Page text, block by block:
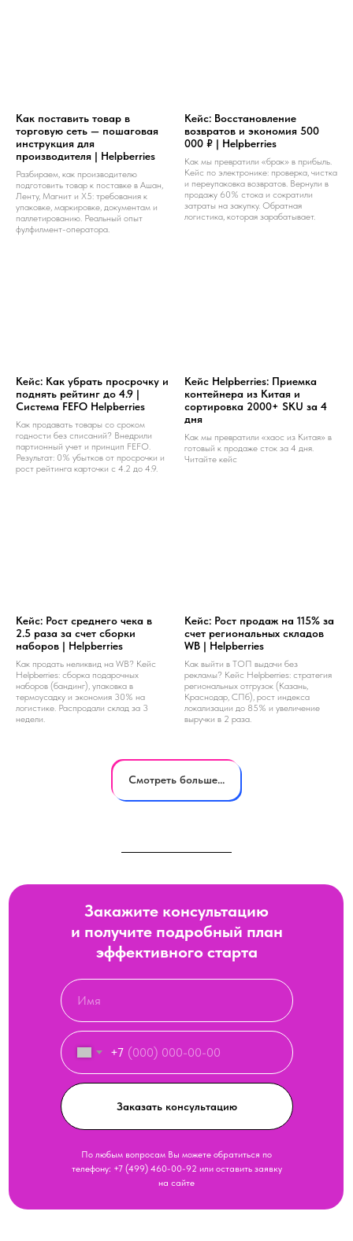
Как поставить товар в
торговую сеть — пошаговая
инструкция для
производителя | Helpberries
Разбираем, как производителю
подготовить товар к поставке в Ашан,
Ленту, Магнит и X5: требования к
упаковке, маркировке, документам и
паллетированию. Реальный опыт
фулфилмент-оператора.
Кейс: Восстановление
возвратов и экономия 500
000 ₽ | Helpberries
Как мы превратили «брак» в прибыль.
Кейс по электронике: проверка, чистка
и переупаковка возвратов. Вернули в
продажу 60% стока и сократили
затраты на закупку. Обратная
логистика, которая зарабатывает.
Кейс: Как убрать просрочку и
поднять рейтинг до 4.9 |
Система FEFO Helpberries
Как продавать товары со сроком
годности без списаний? Внедрили
партионный учет и принцип FEFO.
Результат: 0% убытков от просрочки и
рост рейтинга карточки с 4.2 до 4.9.
Кейс Helpberries: Приемка
контейнера из Китая и
сортировка 2000+ SKU за 4
дня
Как мы превратили «хаос из Китая» в
готовый к продаже сток за 4 дня.
Читайте кейс
Кейс: Рост среднего чека в
2.5 раза за счет сборки
наборов | Helpberries
Как продать неликвид на WB? Кейс
Helpberries: сборка подарочных
наборов (бандинг), упаковка в
термоусадку и экономия 30% на
логистике. Распродали склад за 3
недели.
Кейс: Рост продаж на 115% за
счет региональных складов
WB | Helpberries
Как выйти в ТОП выдачи без
рекламы? Кейс Helpberries: стратегия
региональных отгрузок (Казань,
Краснодар, СПб), рост индекса
локализации до 85% и увеличение
выручки в 2 раза.
Смотреть больше...
По любым вопросам Вы можете обратиться по
телефону: +7 (499) 460-00-92 или оставить заявку
на сайте
Закажите консультацию
и получите подробный план
эффективного старта
+7
Заказать консультацию